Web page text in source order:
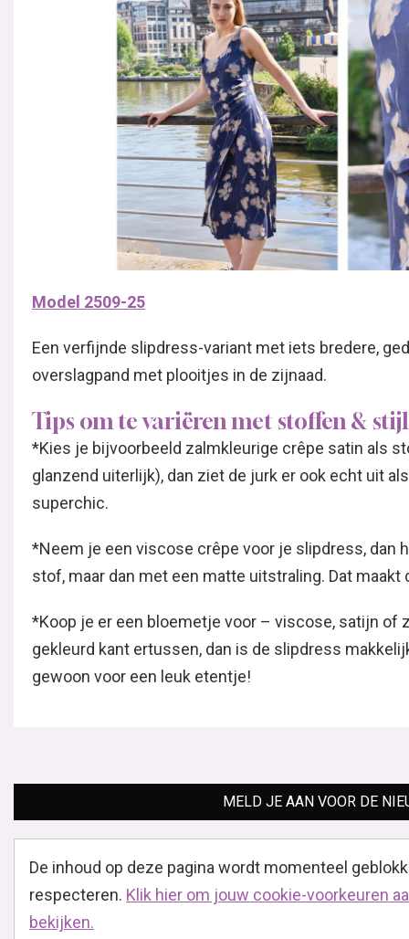
Model 2509-25
Een verfijnde slipdress-variant met iets bredere,
overslagpand met plooitjes in de zijnaad.
Tips om te variëren met stoffen & stijl
*Kies je bijvoorbeeld zalmkleurige crêpe satin als
glanzend uiterlijk), dan ziet de jurk er ook echt uit
superchic.
*Neem je een viscose crêpe voor je slipdress, dan
stof, maar dan met een matte uitstraling. Dat
*Koop je er een bloemetje voor – viscose, satijn
gekleurd kant ertussen, dan is de slipdress
gewoon voor een leuk etentje!
MELD JE AAN VOOR DE
De inhoud op deze pagina wordt momenteel
respecteren. Klik hier om jouw cookie-voorkeuren
bekijken.